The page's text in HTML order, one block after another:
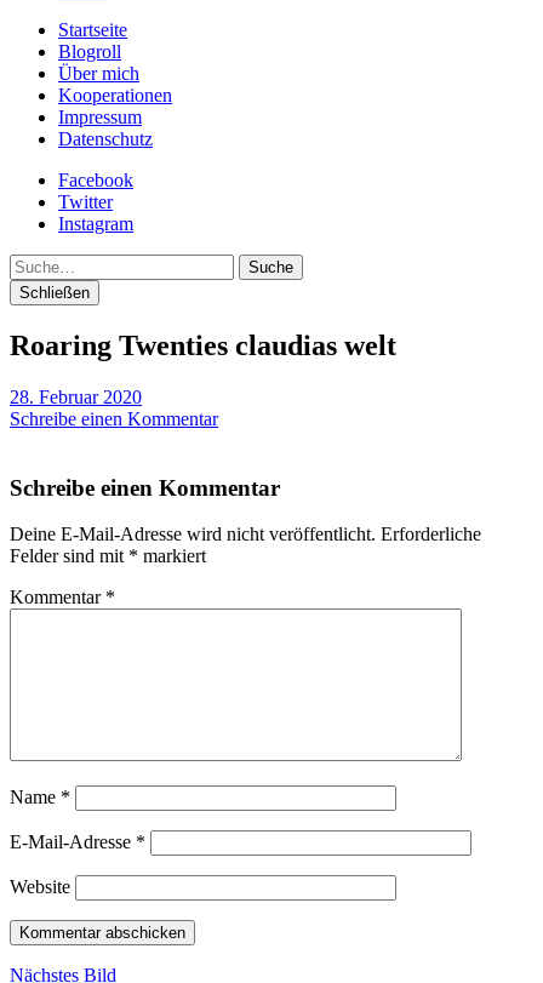
Startseite
Blogroll
Über mich
Kooperationen
Impressum
Datenschutz
Facebook
Twitter
Instagram
Suche
Schließen
Roaring Twenties claudias welt
28. Februar 2020
Schreibe einen Kommentar
Schreibe einen Kommentar
Deine E-Mail-Adresse wird nicht veröffentlicht. Erforderliche
Felder sind mit * markiert
Kommentar *
Name *
E-Mail-Adresse *
Website
Nächstes Bild